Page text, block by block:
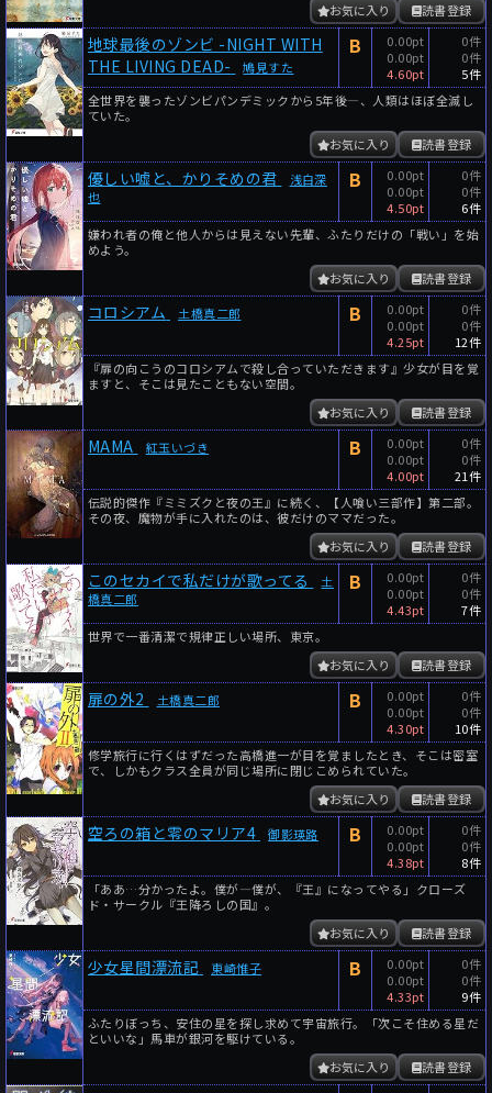
読書登録
お気に入り
地球最後のゾンビ -NIGHT WITH
THE LIVING DEAD-
鳩見すた
B
0.00pt
0.00pt
4.60pt
0件
0件
5件
全世界を襲ったゾンビパンデミックから5年後―、人類はほぼ全滅し
ていた。
読書登録
お気に入り
優しい嘘と、かりそめの君
浅白深
也
B
0.00pt
0.00pt
4.50pt
0件
0件
6件
嫌われ者の俺と他人からは見えない先輩、ふたりだけの「戦い」を始
めよう。
読書登録
お気に入り
コロシアム 土橋真二郎 B
0.00pt
0.00pt
4.25pt
0件
0件
12件
『扉の向こうのコロシアムで殺し合っていただきます』少女が目を覚
ますと、そこは見たこともない空間。
読書登録
お気に入り
MAMA 紅玉いづき B
0.00pt
0.00pt
4.00pt
0件
0件
21件
伝説的傑作『ミミズクと夜の王』に続く、【人喰い三部作】第二部。
その夜、魔物が手に入れたのは、彼だけのママだった。
読書登録
お気に入り
このセカイで私だけが歌ってる
土
橋真二郎
B
0.00pt
0.00pt
4.43pt
0件
0件
7件
世界で一番清潔で規律正しい場所、東京。
読書登録
お気に入り
扉の外2 土橋真二郎 B
0.00pt
0.00pt
4.30pt
0件
0件
10件
修学旅行に行くはずだった高橋進一が目を覚ましたとき、そこは密室
で、しかもクラス全員が同じ場所に閉じこめられていた。
読書登録
お気に入り
空ろの箱と零のマリア4 御影瑛路 B
0.00pt
0.00pt
4.38pt
0件
0件
8件
「ああ…分かったよ。僕が―僕が、『王』になってやる」クローズ
ド・サークル『王降ろしの国』。
読書登録
お気に入り
少女星間漂流記 東崎惟子 B
0.00pt
0.00pt
4.33pt
0件
0件
9件
ふたりぼっち、安住の星を探し求めて宇宙旅行。「次こそ住める星だ
といいな」馬車が銀河を駆けている。
読書登録
お気に入り